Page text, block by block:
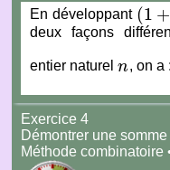
En développant (1 +
( 1+x)
deux façons
entier natureln
n , on a :
Exercice 4
Démontrer une
Méthode combinatoire